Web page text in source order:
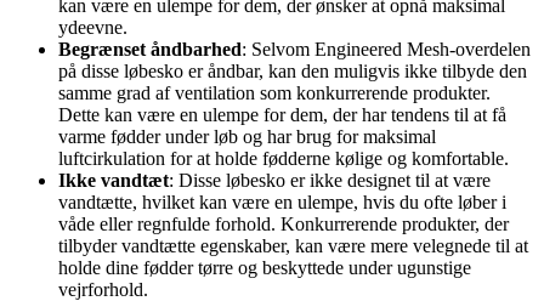
kan være en ulempe for dem, der ønsker at opnå maksimal
ydeevne.
Begrænset åndbarhed: Selvom Engineered Mesh-overdelen
på disse løbesko er åndbar, kan den muligvis ikke tilbyde den
samme grad af ventilation som konkurrerende produkter.
Dette kan være en ulempe for dem, der har tendens til at få
varme fødder under løb og har brug for maksimal
luftcirkulation for at holde fødderne kølige og komfortable.
Ikke vandtæt: Disse løbesko er ikke designet til at være
vandtætte, hvilket kan være en ulempe, hvis du ofte løber i
våde eller regnfulde forhold. Konkurrerende produkter, der
tilbyder vandtætte egenskaber, kan være mere velegnede til at
holde dine fødder tørre og beskyttede under ugunstige
vejrforhold.